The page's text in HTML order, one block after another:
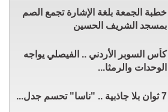
خطبة الجمعة بلغة الإشارة تجمع الصم
بمسجد الشريف الحسين
كأس السوبر الأردني .. الفيصلي يواجه
الوحدات والرمثا...
7 ثوان بلا جاذبية .. "ناسا" تحسم جدل...